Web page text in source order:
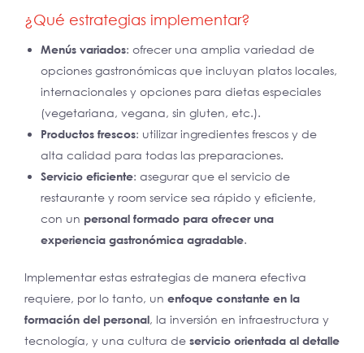
¿Qué estrategias implementar?
Menús variados: ofrecer una amplia variedad de
opciones gastronómicas que incluyan platos locales,
internacionales y opciones para dietas especiales
(vegetariana, vegana, sin gluten, etc.).
Productos frescos: utilizar ingredientes frescos y de
alta calidad para todas las preparaciones.
Servicio eficiente: asegurar que el servicio de
restaurante y room service sea rápido y eficiente,
con un personal formado para ofrecer una
experiencia gastronómica agradable.
Implementar estas estrategias de manera efectiva
requiere, por lo tanto, un enfoque constante en la
formación del personal, la inversión en infraestructura y
tecnología, y una cultura de servicio orientada al detalle